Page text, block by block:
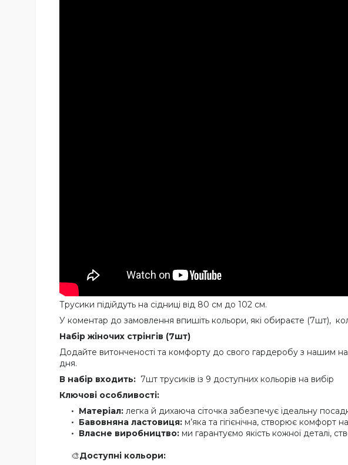
Трусики підійдуть на сідниці від 80 см до 102 см.
У коментар до замовлення впишіть кольори, які обираєте (7шт),
Набір жіночих стрінгів (7шт)
Додайте витонченості та комфорту до свого гардеробу з нашим
дня.
В набір входить: 7шт трусиків із 9 доступних кольорів на вибір
Ключові особливості:
Матеріал: легка й дихаюча сіточка забезпечує ідеальну
Бавовняна ластовиця: м’яка та гігієнічна, створює комфорт
Власне виробництво: ми гарантуємо якість кожної деталі,
🎨Доступні кольори: